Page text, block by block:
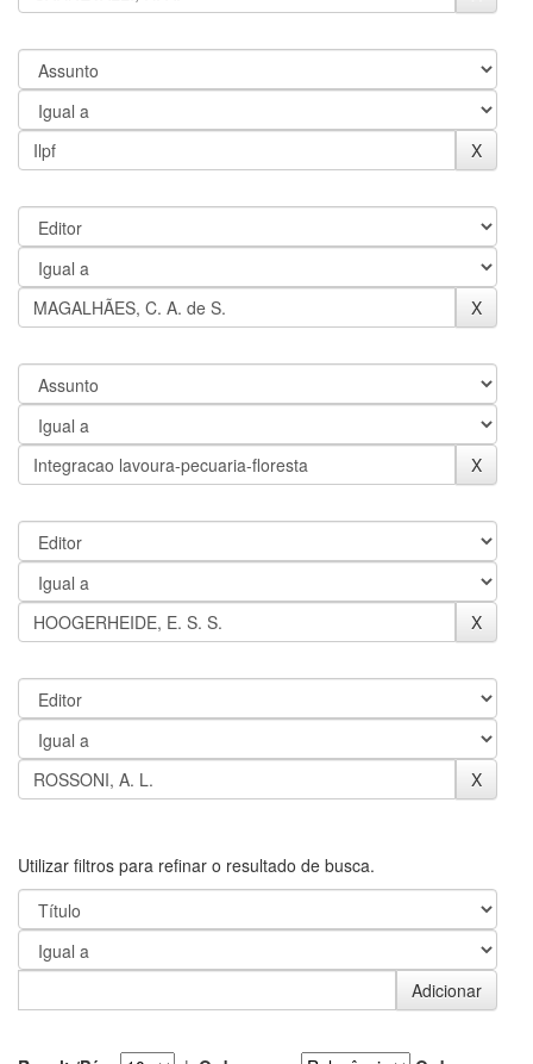
Utilizar filtros para refinar o resultado de busca.